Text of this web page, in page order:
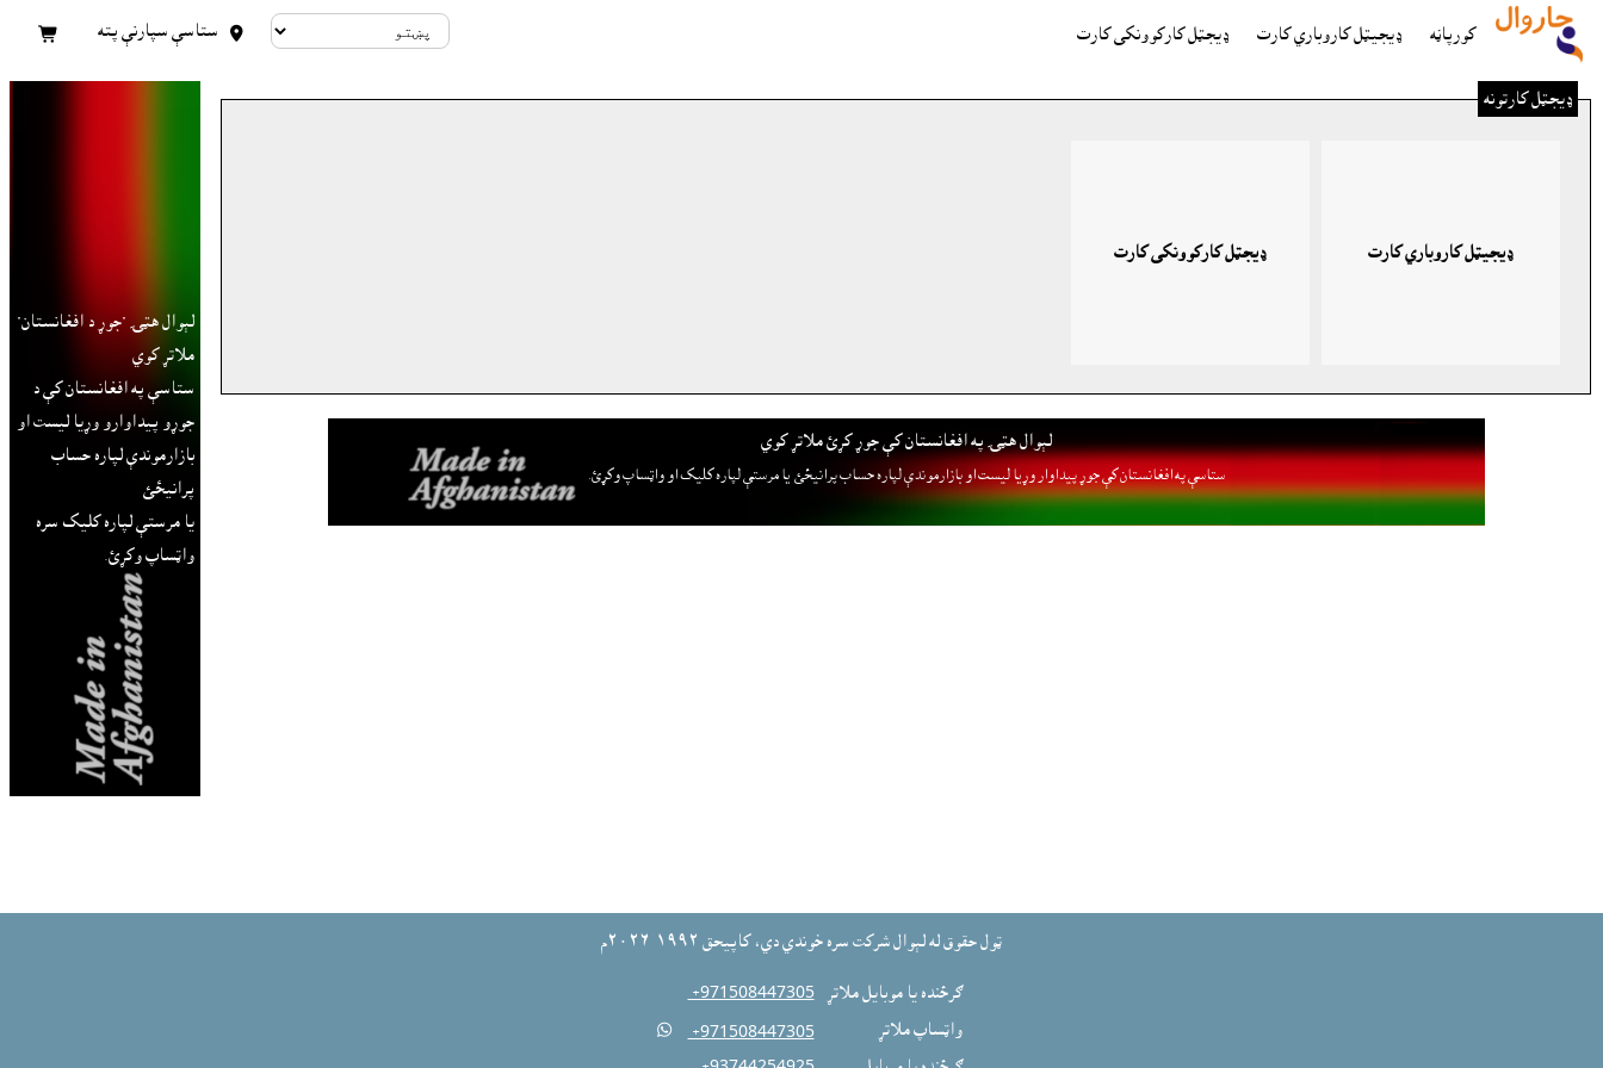
کورپاڼه ډيجيټل کاروباري کارت ډيجټل کارکوونکى کارت  ستاسې سپارنې پته 
ډيجټل کارتونه
ډيجيټل کاروباري کارت ډيجټل کارکوونکى کارت
لېوال هټۍ په افغانستان کې جوړ کړئ ملاتړ کوي
ستاسې په افغانستان کې جوړ پيداوار وړيا ليست او بازارموندې لپاره حساب پرانيځئ يا مرستې لپاره کليک او واټساپ وکړئ.
لېوال هټۍ "جوړ د افغانستان"
ملاتړ کوي
ستاسې په افغانستان کې د
جوړو پيداوارو وړيا ليست او
بازارموندې لپاره حساب
پرانيځئ
يا مرستې لپاره کليک سره
واټساپ وکړئ.
ټول حقوق له لېوال شرکت سره خوندي دي، کاپيحق ١٩٩٢-٢٠٢٦م
ګرځنده يا موبايل ملاتړ ‎ +971508447305
واټساپ ملاتړ ‎ +971508447305
